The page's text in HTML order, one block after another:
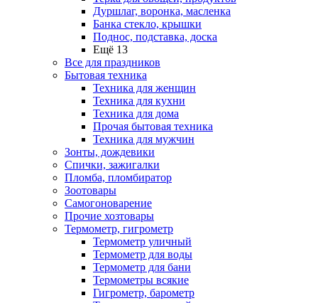
Дуршлаг, воронка, масленка
Банка стекло, крышки
Поднос, подставка, доска
Ещё 13
Все для праздников
Бытовая техника
Техника для женщин
Техника для кухни
Техника для дома
Прочая бытовая техника
Техника для мужчин
Зонты, дождевики
Спички, зажигалки
Пломба, пломбиратор
Зоотовары
Самогоноварение
Прочие хозтовары
Термометр, гигрометр
Термометр уличный
Термометр для воды
Термометр для бани
Термометры всякие
Гигрометр, барометр